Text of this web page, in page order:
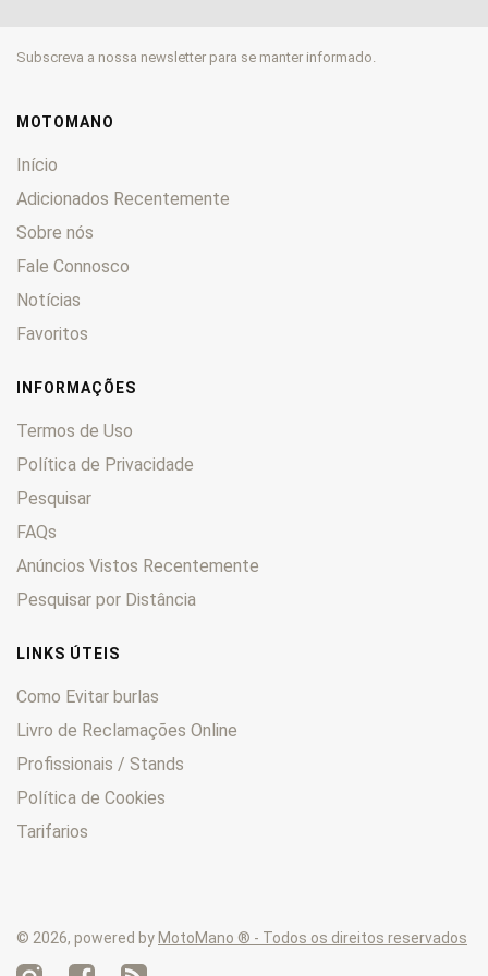
Florida 0
Griso 0
GTS
GTV 0
Lario
Le Mans
Lodola
Mille
Norge 0
Nuovo 0
Quota 0
SP 0
Stelvio 0
Stornello 0
Targa 0
V7 0
V85 0
Zigolo 0
Subscreva a nossa newsletter para se manter informado.
MOTOMANO
Início
Adicionados Recentemente
Sobre nós
Fale Connosco
Notícias
Favoritos
INFORMAÇÕES
Termos de Uso
Política de Privacidade
Pesquisar
FAQs
Anúncios Vistos Recentemente
Pesquisar por Distância
LINKS ÚTEIS
Como Evitar burlas
Livro de Reclamações Online
Profissionais / Stands
Política de Cookies
Tarifarios
© 2026, powered by MotoMano ® - Todos os direitos reservados